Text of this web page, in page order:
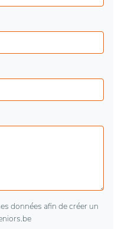
données afin de créer un